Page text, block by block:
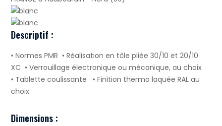
Descriptif :
• Normes PMR • Réalisation en tôle pliée 30/10 et 20/10
XC • Verrouillage électronique ou mécanique, au choix
• Tablette coulissante • Finition thermo laquée RAL au
choix
Dimensions :